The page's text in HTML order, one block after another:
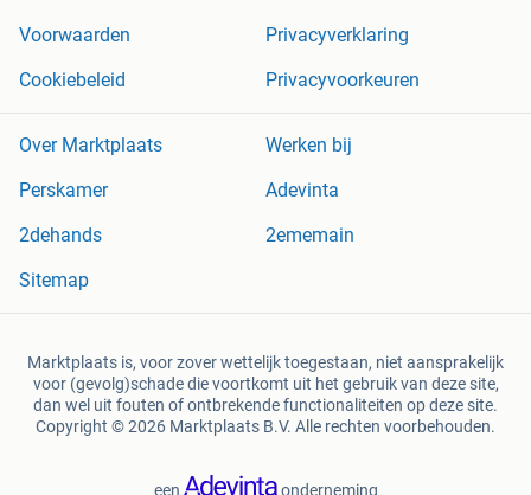
Voorwaarden
Privacyverklaring
Cookiebeleid
Privacyvoorkeuren
Over Marktplaats
Werken bij
Perskamer
Adevinta
2dehands
2ememain
Sitemap
Marktplaats is, voor zover wettelijk toegestaan, niet aansprakelijk
voor (gevolg)schade die voortkomt uit het gebruik van deze site,
dan wel uit fouten of ontbrekende functionaliteiten op deze site.
Copyright © 2026 Marktplaats B.V. Alle rechten voorbehouden.
een onderneming